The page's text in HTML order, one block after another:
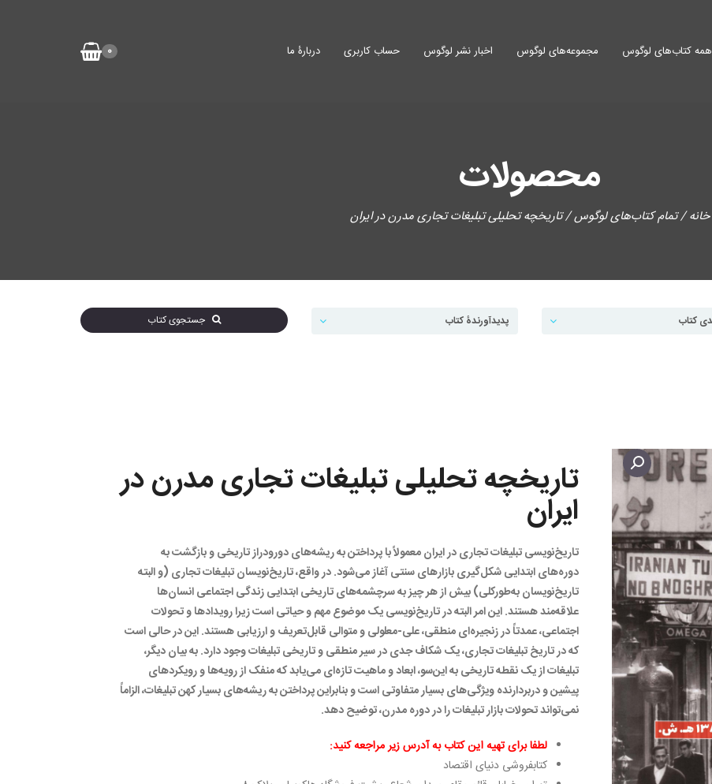
0 همه کتاب‌های لوگوس مجموعه‌های لوگوس اخبار نشر لوگوس حساب کاربری دربارۀ ما
محصولات
خانه/تمام کتاب‌های لوگوس/ تاریخچه تحلیلی تبلیغات تجاری مدرن در ایران
جستجوی کتاب
تاریخچه تحلیلی تبلیغات تجاری مدرن در
ایران
تاریخ‌نویسی تبلیغات تجاری در ایران معمولاً با پرداختن به ریشه‌های دورودراز تاریخی و بازگشت به
دوره‌های ابتدایی شکل‌گیری بازارهای سنتی آغاز می‌شود. در واقع، تاریخ‌نویسان تبلیغات تجاری (و البته
تاریخ‌نویسان به‌طورکلی) بیش از هر چیز به سرچشمه‌های تاریخی ابتدایی زندگی اجتماعی انسان‌ها
علاقه‌مند هستند. این امر البته در تاریخ‌نویسی یک موضوع مهم و حیاتی است زیرا رویدادها و تحولات
اجتماعی، عمدتاً در زنجیره‌ای منطقی، علی-معلولی و متوالی قابل‌تعریف و ارزیابی هستند. این در حالی است
که در تاریخ تبلیغات تجاری، یک شکاف جدی در سیر منطقی و تاریخی تبلیغات وجود دارد. به بیان دیگر،
تبلیغات از یک نقطه تاریخی به این‌سو، ابعاد و ماهیت تازه‌ای می‌یابد که منفک از رویه‌ها و رویکردهای
پیشین و دربردارنده ویژگی‌های بسیار متفاوتی است و بنابراین پرداختن به ریشه‌های بسیار کهن تبلیغات، الزاماً
نمی‌تواند تحولات بازار تبلیغات را در دوره مدرن، توضیح دهد.
لطفا برای تهیه این کتاب به آدرس زیر مراجعه کنید:
کتابفروشی دنیای اقتصاد